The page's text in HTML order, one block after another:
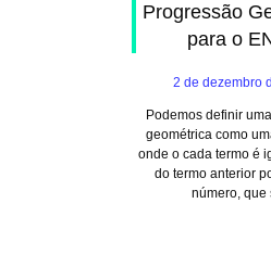
Progressão
para o
2 de dezembro
Podemos definir
geométrica como
onde o cada termo é
do termo anterior
número, que